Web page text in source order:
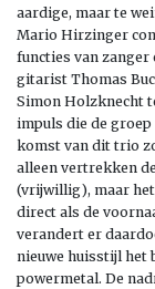
aardige, maar te
Mario Hirzinger
functies van zanger
gitarist Thomas
Simon Holzknecht
impuls die de
komst van dit trio
alleen vertrekken
(vrijwillig), maar
direct als de
verandert er
nieuwe huisstijl het
powermetal. De